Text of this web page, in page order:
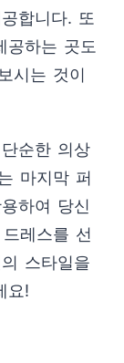
합니다. 또
공하는 곳도
시는 것이
순한 의상
마지막 퍼
하여 당신
레스를 선
스타일을
요!